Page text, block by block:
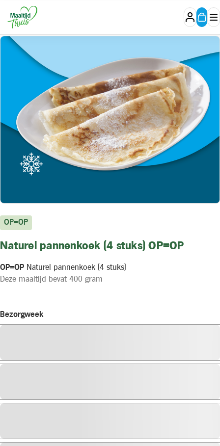
OP=OP
Naturel pannenkoek (4 stuks) OP=OP
OP=OP Naturel pannenkoek (4 stuks)
Deze maaltijd bevat 400 gram
Bezorgweek